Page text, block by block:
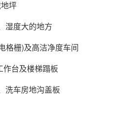
坪
度大的地方
栅)及高洁净度车间
台及楼梯蹋板
车房地沟盖板